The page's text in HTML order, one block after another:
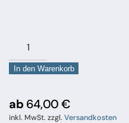
Lochblech
Rv
–
5
In den Warenkorb
ab 64,00€
inkl. MwSt. zzgl. Versandkosten